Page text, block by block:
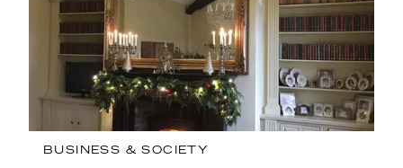
BUSINESS & SOCIETY